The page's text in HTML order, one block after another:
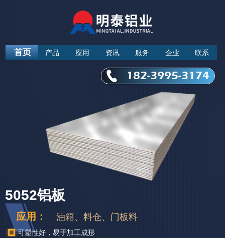
首页 产品 应用 资讯 服务 企业 联系
182-3995-3174
5052铝板
应用： 油箱、料仓、门板料
可塑性好，易于加工成形